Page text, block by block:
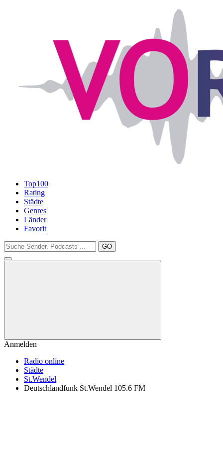
Top100
Rating
Städte
Genres
Länder
Favorit
GO
Anmelden
Radio online
Städte
St.Wendel
Deutschlandfunk St.Wendel 105.6 FM